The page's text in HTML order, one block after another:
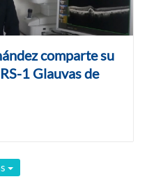
comparte su
1 Glauvas de